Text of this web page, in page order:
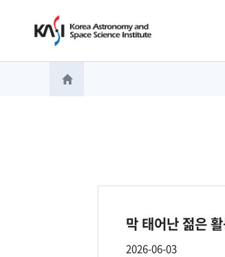
홈으로 이동
막 태어난 젊은
2026-06-03